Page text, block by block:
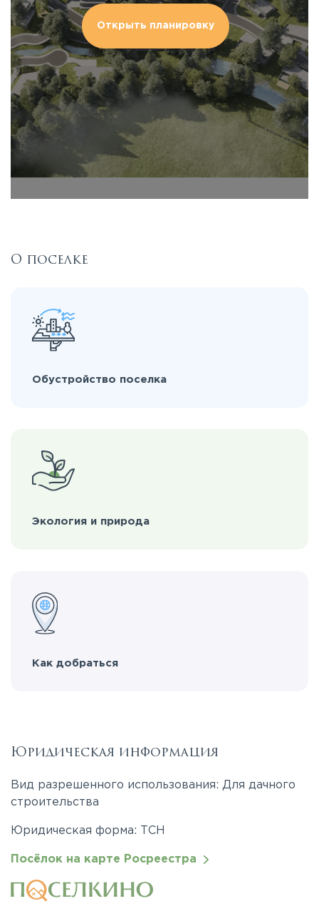
Открыть планировку
О поселке
Обустройство поселка
Экология и природа
Как добраться
Юридическая информация
Вид разрешенного использования: Для дачного
строительства
Юридическая форма: ТСН
Посёлок на карте Росреестра